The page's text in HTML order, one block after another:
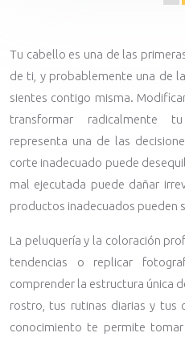
Tu cabello es una de las
de ti, y probablemente una de
sientes contigo misma.
transformar radicalmente
representa una de las
corte inadecuado puede
mal ejecutada puede dañar
productos inadecuados pueden
La peluquería y la coloración
tendencias o replicar
comprender la estructura única
rostro, tus rutinas diarias y tus
conocimiento te permite